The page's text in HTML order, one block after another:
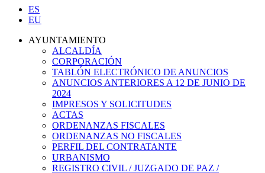
ES
EU
AYUNTAMIENTO
ALCALDÍA
CORPORACIÓN
TABLÓN ELECTRÓNICO DE ANUNCIOS
ANUNCIOS ANTERIORES A 12 DE JUNIO DE
2024
IMPRESOS Y SOLICITUDES
ACTAS
ORDENANZAS FISCALES
ORDENANZAS NO FISCALES
PERFIL DEL CONTRATANTE
URBANISMO
REGISTRO CIVIL / JUZGADO DE PAZ /